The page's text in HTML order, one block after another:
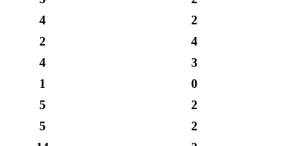
4 2
2 4
4 3
1 0
5 2
5 2